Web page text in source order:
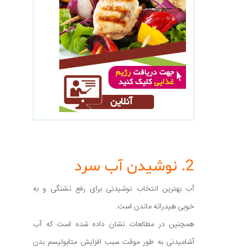
2. نوشیدن آب سرد
آب بهترین انتخاب نوشیدنی برای رفع تشنگی و به
خوبی هیدراته ماندن است.
همچنین در مطالعات نشان داده شده است که آب
آشامیدنی به طور موقت سبب افزایش متابولیسم بدن